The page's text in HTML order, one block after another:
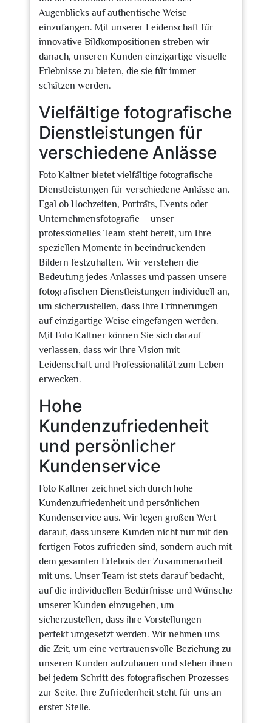
Augenblicks auf authentische Weise
einzufangen. Mit unserer Leidenschaft für
innovative Bildkompositionen streben wir
danach, unseren Kunden einzigartige visuelle
Erlebnisse zu bieten, die sie für immer
schätzen werden.
Vielfältige fotografische
Dienstleistungen für
verschiedene Anlässe
Foto Kaltner bietet vielfältige fotografische
Dienstleistungen für verschiedene Anlässe an.
Egal ob Hochzeiten, Porträts, Events oder
Unternehmensfotografie – unser
professionelles Team steht bereit, um Ihre
speziellen Momente in beeindruckenden
Bildern festzuhalten. Wir verstehen die
Bedeutung jedes Anlasses und passen unsere
fotografischen Dienstleistungen individuell an,
um sicherzustellen, dass Ihre Erinnerungen
auf einzigartige Weise eingefangen werden.
Mit Foto Kaltner können Sie sich darauf
verlassen, dass wir Ihre Vision mit
Leidenschaft und Professionalität zum Leben
erwecken.
Hohe
Kundenzufriedenheit
und persönlicher
Kundenservice
Foto Kaltner zeichnet sich durch hohe
Kundenzufriedenheit und persönlichen
Kundenservice aus. Wir legen großen Wert
darauf, dass unsere Kunden nicht nur mit den
fertigen Fotos zufrieden sind, sondern auch mit
dem gesamten Erlebnis der Zusammenarbeit
mit uns. Unser Team ist stets darauf bedacht,
auf die individuellen Bedürfnisse und Wünsche
unserer Kunden einzugehen, um
sicherzustellen, dass ihre Vorstellungen
perfekt umgesetzt werden. Wir nehmen uns
die Zeit, um eine vertrauensvolle Beziehung zu
unseren Kunden aufzubauen und stehen ihnen
bei jedem Schritt des fotografischen Prozesses
zur Seite. Ihre Zufriedenheit steht für uns an
erster Stelle.